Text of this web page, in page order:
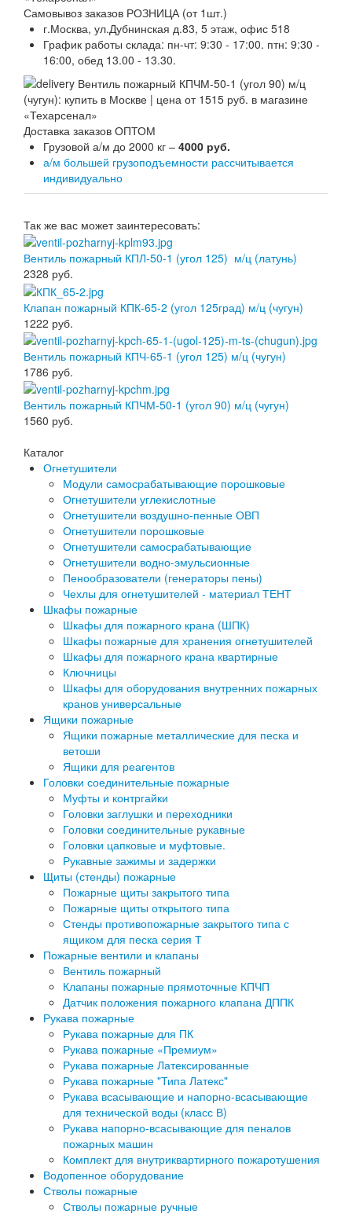
Самовывоз заказов РОЗНИЦА (от 1шт.)
г.Москва, ул.Дубнинская д.83, 5 этаж, офис 518
График работы склада: пн-чт: 9:30 - 17:00. птн: 9:30 -
16:00, обед 13.00 - 13.30.
Доставка заказов ОПТОМ
Грузовой а/м до 2000 кг – 4000 руб.
а/м большей грузоподъемности рассчитывается
индивидуально
Так же вас может заинтересовать:
Вентиль пожарный КПЛ-50-1 (угол 125) м/ц (латунь)
2328 руб.
Клапан пожарный КПК-65-2 (угол 125град) м/ц (чугун)
1222 руб.
Вентиль пожарный КПЧ-65-1 (угол 125) м/ц (чугун)
1786 руб.
Вентиль пожарный КПЧМ-50-1 (угол 90) м/ц (чугун)
1560 руб.
Каталог
Огнетушители
Модули самосрабатывающие порошковые
Огнетушители углекислотные
Огнетушители воздушно-пенные ОВП
Огнетушители порошковые
Огнетушители самосрабатывающие
Огнетушители водно-эмульсионные
Пенообразователи (генераторы пены)
Чехлы для огнетушителей - материал ТЕНТ
Шкафы пожарные
Шкафы для пожарного крана (ШПК)
Шкафы пожарные для хранения огнетушителей
Шкафы для пожарного крана квартирные
Ключницы
Шкафы для оборудования внутренних пожарных
кранов универсальные
Ящики пожарные
Ящики пожарные металлические для песка и
ветоши
Ящики для реагентов
Головки соединительные пожарные
Муфты и контргайки
Головки заглушки и переходники
Головки соединительные рукавные
Головки цапковые и муфтовые.
Рукавные зажимы и задержки
Щиты (стенды) пожарные
Пожарные щиты закрытого типа
Пожарные щиты открытого типа
Стенды противопожарные закрытого типа с
ящиком для песка серия Т
Пожарные вентили и клапаны
Вентиль пожарный
Клапаны пожарные прямоточные КПЧП
Датчик положения пожарного клапана ДППК
Рукава пожарные
Рукава пожарные для ПК
Рукава пожарные «Премиум»
Рукава пожарные Латексированные
Рукава пожарные "Типа Латекс"
Рукава всасывающие и напорно-всасывающие
для технической воды (класс В)
Рукава напорно-всасывающие для пеналов
пожарных машин
Комплект для внутриквартирного пожаротушения
Водопенное оборудование
Стволы пожарные
Стволы пожарные ручные